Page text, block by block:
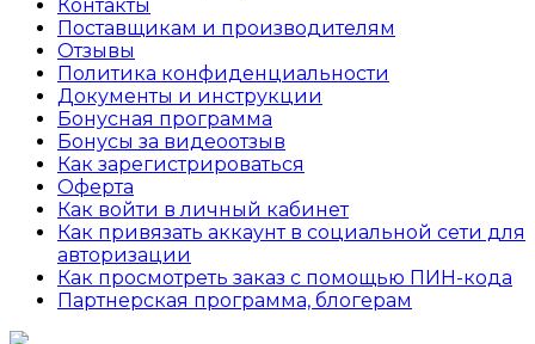
Контакты
Поставщикам и производителям
Отзывы
Политика конфиденциальности
Документы и инструкции
Бонусная программа
Бонусы за видеоотзыв
Как зарегистрироваться
Оферта
Как войти в личный кабинет
Как привязать аккаунт в социальной сети для
авторизации
Как просмотреть заказ с помощью ПИН-кода
Партнерская программа, блогерам